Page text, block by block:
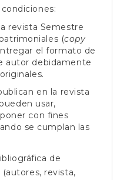
revista Semestre
(copy
el formato de
autor debidamente
en la revista
usar,
con fines
se cumplan las
de
revista,